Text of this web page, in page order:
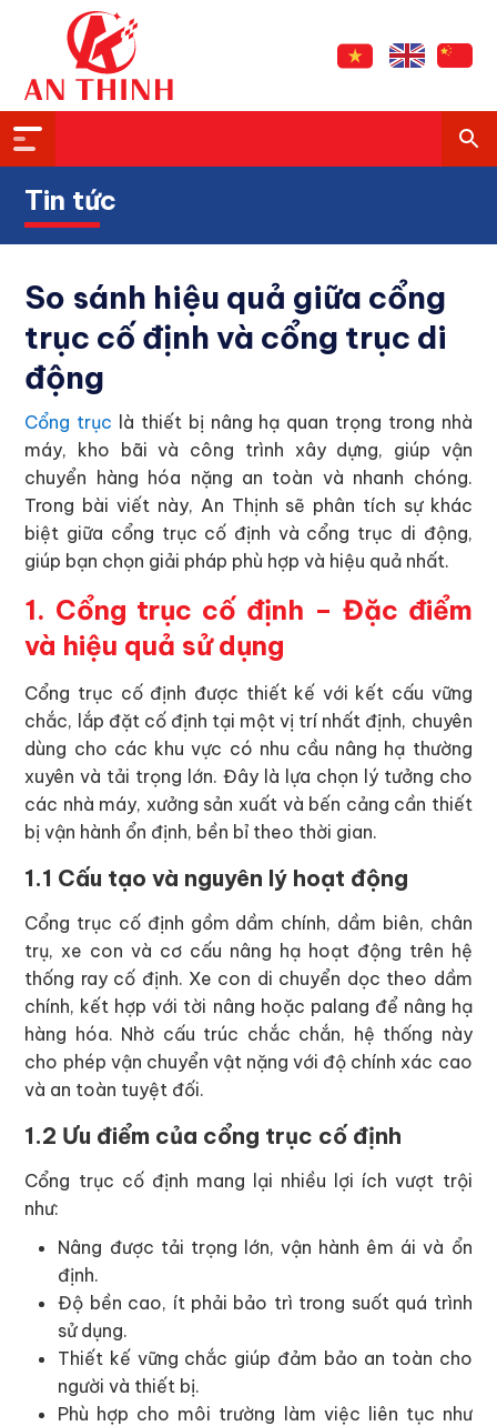
Tin tức
So sánh hiệu quả giữa cổng
trục cố định và cổng trục di
động
Cổng trục là thiết bị nâng hạ quan trọng trong nhà
máy, kho bãi và công trình xây dựng, giúp vận
chuyển hàng hóa nặng an toàn và nhanh chóng.
Trong bài viết này, An Thịnh sẽ phân tích sự khác
biệt giữa cổng trục cố định và cổng trục di động,
giúp bạn chọn giải pháp phù hợp và hiệu quả nhất.
1. Cổng trục cố định – Đặc điểm
và hiệu quả sử dụng
Cổng trục cố định được thiết kế với kết cấu vững
chắc, lắp đặt cố định tại một vị trí nhất định, chuyên
dùng cho các khu vực có nhu cầu nâng hạ thường
xuyên và tải trọng lớn. Đây là lựa chọn lý tưởng cho
các nhà máy, xưởng sản xuất và bến cảng cần thiết
bị vận hành ổn định, bền bỉ theo thời gian.
1.1 Cấu tạo và nguyên lý hoạt động
Cổng trục cố định gồm dầm chính, dầm biên, chân
trụ, xe con và cơ cấu nâng hạ hoạt động trên hệ
thống ray cố định. Xe con di chuyển dọc theo dầm
chính, kết hợp với tời nâng hoặc palang để nâng hạ
hàng hóa. Nhờ cấu trúc chắc chắn, hệ thống này
cho phép vận chuyển vật nặng với độ chính xác cao
và an toàn tuyệt đối.
1.2 Ưu điểm của cổng trục cố định
Cổng trục cố định mang lại nhiều lợi ích vượt trội
như:
Nâng được tải trọng lớn, vận hành êm ái và ổn
định.
Độ bền cao, ít phải bảo trì trong suốt quá trình
sử dụng.
Thiết kế vững chắc giúp đảm bảo an toàn cho
người và thiết bị.
Phù hợp cho môi trường làm việc liên tục như